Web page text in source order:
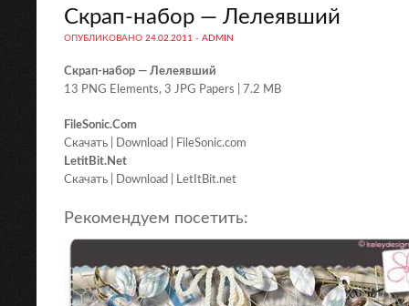
Скрап-набор — Лелеявший
ОПУБЛИКОВАНО 24.02.2011 - ADMIN
Скрап-набор — Лелеявший
13 PNG Elements, 3 JPG Papers | 7.2 MB
FileSonic.Com
Скачать | Download | FileSonic.com
LetitBit.Net
Скачать | Download | LetItBit.net
Рекомендуем посетить: